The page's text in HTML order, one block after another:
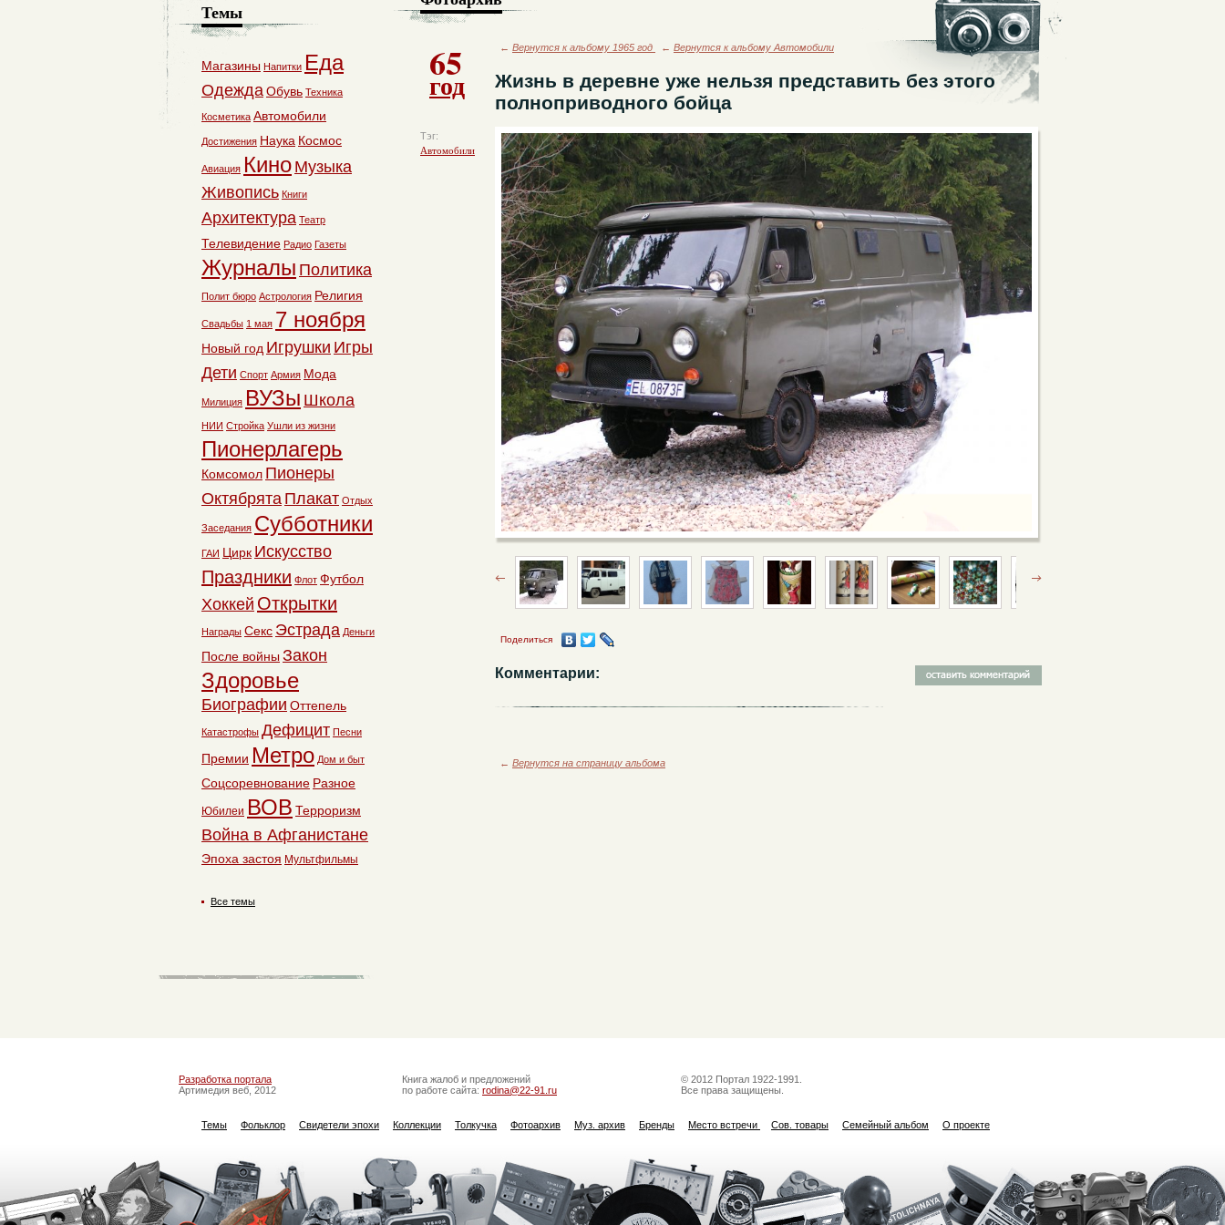
65
год
Тэг:
Автомобили
← Вернутся к альбому 1965 год ← Вернутся к альбому Автомобили
Жизнь в деревне уже нельзя представить без этого
полноприводного бойца
Поделиться
Комментарии:
← Вернутся на страницу альбома
Темы
Магазины Напитки Еда
ОдеждаОбувь Техника
Косметика Автомобили
Достижения Наука Космос
Авиация Кино Музыка
Живопись Книги
Архитектура Театр
Телевидение Радио Газеты
Журналы Политика
Полит бюро Астрология Религия
Свадьбы 1 мая 7 ноября
Новый год Игрушки Игры
Дети Спорт Армия Мода
Милиция ВУЗы Школа
НИИ Стройка Ушли из жизни
Пионерлагерь
Комсомол Пионеры
Октябрята Плакат Отдых
Заседания Субботники
ГАИ Цирк Искусство
Праздники Флот Футбол
Хоккей Открытки
Награды Секс Эстрада Деньги
После войны Закон
Здоровье
Биографии Оттепель
Катастрофы Дефицит Песни
Премии Метро Дом и быт
Соцсоревнование Разное
Юбилеи ВОВ Терроризм
Война в Афганистане
Эпоха застоя Мультфильмы
Все темы
Разработка портала
Артимедия веб, 2012
Книга жалоб и предложений
по работе сайта: rodina@22-91.ru
© 2012 Портал 1922-1991.
Все права защищены.
Темы Фольклор Свидетели эпохи Коллекции Толкучка Фотоархив Муз. архив Бренды Место встречи Сов. товары Семейный альбом О проекте